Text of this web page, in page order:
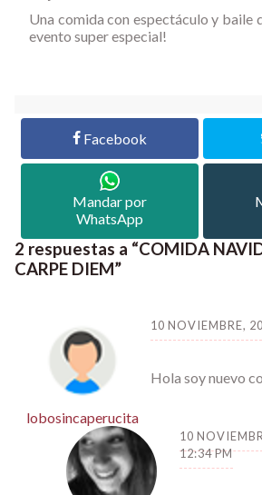
Una comida con espectáculo y baile
evento super especial!
Facebook
Mandar por
WhatsApp
2 respuestas a “COMIDA
CARPE DIEM”
lobosincaperucita
10 NOVIEMBRE,
Hola soy nuevo
10
12:34 PM